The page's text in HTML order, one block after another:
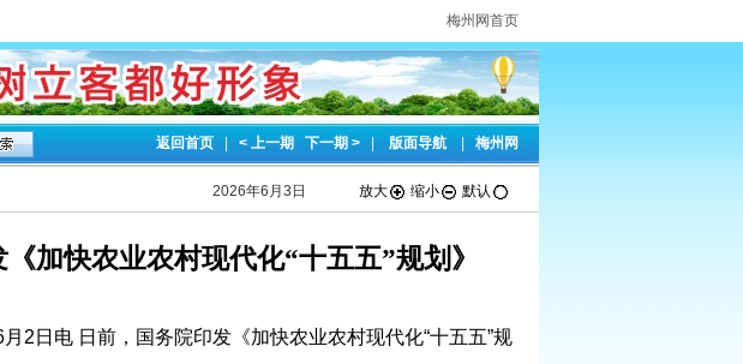
梅州网首页
返回首页 < 上一期 下一期 > 版面导航 梅州网
2026年6月3日 放大 缩小 默认
《加快农业农村现代化“十五五”规划》
2日电 日前，国务院印发《加快农业农村现代化“十五五”规